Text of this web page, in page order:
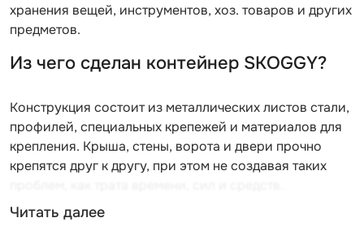
хранения вещей, инструментов, хоз. товаров и других
предметов.
Из чего сделан контейнер SKOGGY?
Конструкция состоит из металлических листов стали,
профилей, специальных крепежей и материалов для
крепления. Крыша, стены, ворота и двери прочно
крепятся друг к другу, при этом не создавая таких
Компания SKOGGY использует только отечественные
Читать далее